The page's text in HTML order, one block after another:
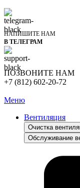
НАПИШИТЕ НАМ
В ТЕЛЕГРАМ
ПОЗВОНИТЕ НАМ
+7 (812) 602-20-72
Меню
Вентиляция
Очистка
Обслуживание